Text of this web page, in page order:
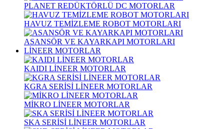
PLANET REDÜKTÖRLÜ DC MOTORLAR
HAVUZ TEMİZLEME ROBOT MOTORLARI
ASANSÖR VE KAYARKAPI MOTORLARI
LİNEER MOTORLAR
KAIDI LİNEER MOTORLAR
KGRA SERİSİ LİNEER MOTORLAR
MİKRO LİNEER MOTORLAR
SKA SERİSİ LİNEER MOTORLAR